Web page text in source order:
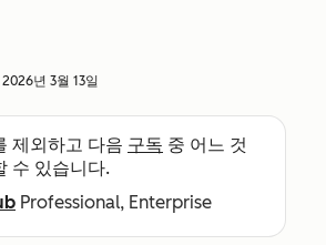
2026년 3월 13일
제외하고 다음 구독 중 어느 것
수 있습니다.
Professional, Enterprise